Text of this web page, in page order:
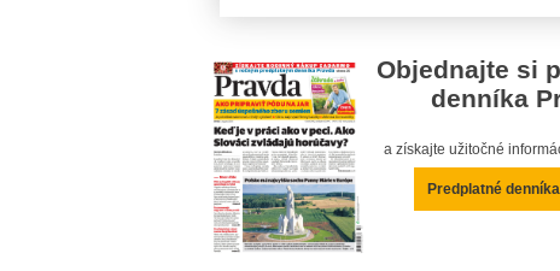
Objednajte si
denníka
a získajte užitočné
Predplatné